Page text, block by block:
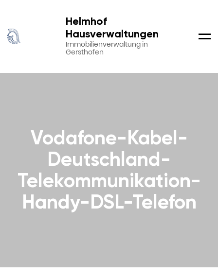
Helmhof
Hausverwaltungen
Immobilienverwaltung in
Gersthofen
Vodafone-Kabel-
Deutschland-
Telekommunikation-
Handy-DSL-Telefon